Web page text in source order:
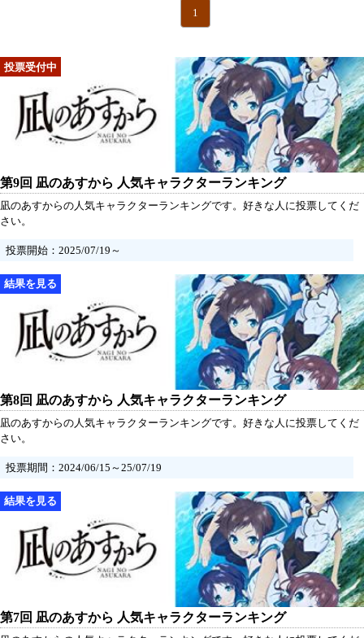
1
第9回 凪のあすから 人気キャラクターランキング
凪のあすからの人気キャラクターランキングです。好きな人に投票してくだ
さい。
投票開始：2025/07/19～
第8回 凪のあすから 人気キャラクターランキング
凪のあすからの人気キャラクターランキングです。好きな人に投票してくだ
さい。
投票期間：2024/06/15～25/07/19
第7回 凪のあすから 人気キャラクターランキング